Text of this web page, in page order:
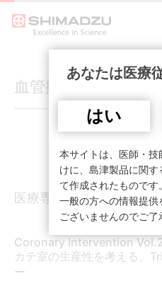
血管撮影システム
医療専門誌
Coronary Intervention
カテ室の生産性を考える、
ー
あなたは医療
はい
本サイトは、医師・技
けに、島津製品に関
て作成されたもので
一般の方への情報提
ございませんのでご了